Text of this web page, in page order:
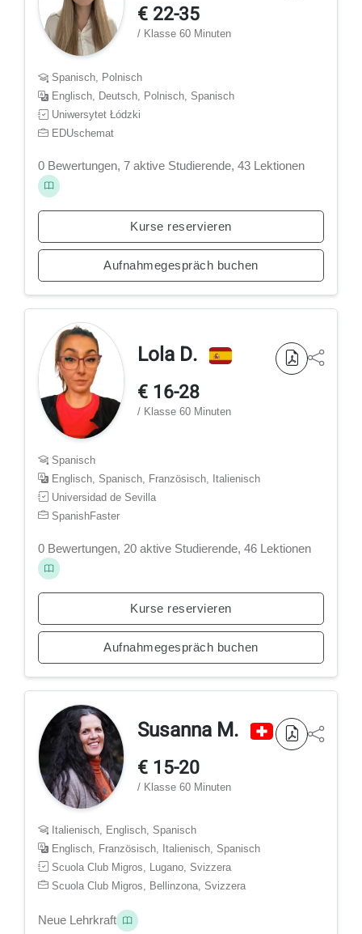
€ 22-35
/ Klasse 60 Minuten
Spanisch, Polnisch
Englisch, Deutsch, Polnisch, Spanisch
Uniwersytet Łódzki
EDUschemat
0 Bewertungen, 7 aktive Studierende, 43 Lektionen
Kurse reservieren
Aufnahmegespräch buchen
Lola D.
€ 16-28
/ Klasse 60 Minuten
Spanisch
Englisch, Spanisch, Französisch, Italienisch
Universidad de Sevilla
SpanishFaster
0 Bewertungen, 20 aktive Studierende, 46 Lektionen
Kurse reservieren
Aufnahmegespräch buchen
Susanna M.
€ 15-20
/ Klasse 60 Minuten
Italienisch, Englisch, Spanisch
Englisch, Französisch, Italienisch, Spanisch
Scuola Club Migros, Lugano, Svizzera
Scuola Club Migros, Bellinzona, Svizzera
Neue Lehrkraft